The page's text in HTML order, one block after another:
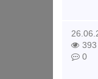
393
0